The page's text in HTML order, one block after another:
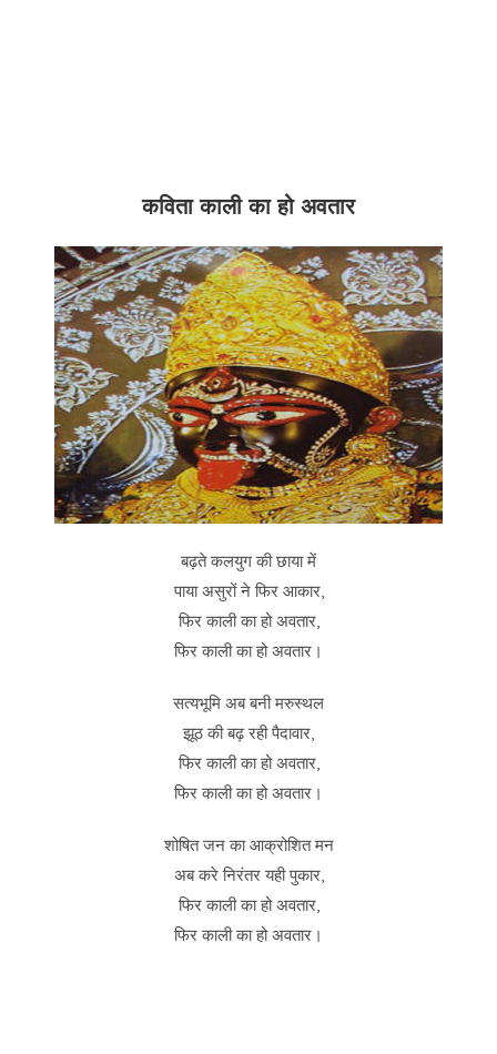
कविता काली का हो अवतार
बढ़ते कलयुग की छाया में
पाया असुरों ने फिर आकार,
फिर काली का हो अवतार,
फिर काली का हो अवतार।
सत्यभूमि अब बनी मरुस्थल
झूठ की बढ़ रही पैदावार,
फिर काली का हो अवतार,
फिर काली का हो अवतार।
शोषित जन का आक्रोशित मन
अब करे निरंतर यही पुकार,
फिर काली का हो अवतार,
फिर काली का हो अवतार।